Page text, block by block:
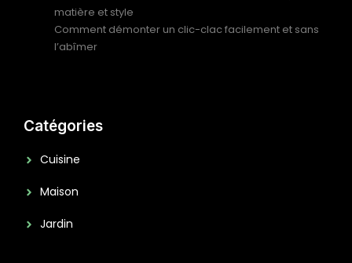
matière et style
Comment démonter un clic-clac facilement et sans
l’abîmer
Catégories
Cuisine
Maison
Jardin